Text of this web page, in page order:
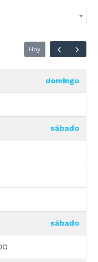
Hoy
domingo
sábado
sábado